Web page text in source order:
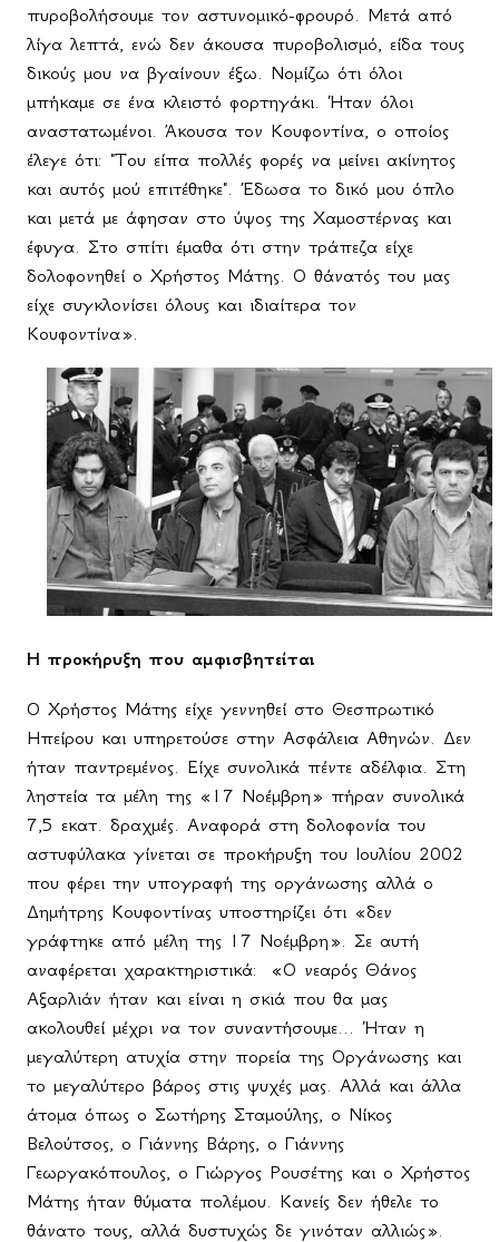
πυροβολήσουμε τον αστυνομικό-φρουρό. Μετά από
λίγα λεπτά, ενώ δεν άκουσα πυροβολισμό, είδα τους
δικούς μου να βγαίνουν έξω. Νομίζω ότι όλοι
μπήκαμε σε ένα κλειστό φορτηγάκι. Ήταν όλοι
αναστατωμένοι. Άκουσα τον Κουφοντίνα, ο οποίος
έλεγε ότι: "Του είπα πολλές φορές να μείνει ακίνητος
και αυτός μού επιτέθηκε". Έδωσα το δικό μου όπλο
και μετά με άφησαν στο ύψος της Χαμοστέρνας και
έφυγα. Στο σπίτι έμαθα ότι στην τράπεζα είχε
δολοφονηθεί ο Χρήστος Μάτης. Ο θάνατός του μας
είχε συγκλονίσει όλους και ιδιαίτερα τον
Κουφοντίνα».
H προκήρυξη που αμφισβητείται
Ο Χρήστος Μάτης είχε γεννηθεί στο Θεσπρωτικό
Ηπείρου και υπηρετούσε στην Ασφάλεια Αθηνών. Δεν
ήταν παντρεμένος. Είχε συνολικά πέντε αδέλφια. Στη
ληστεία τα μέλη της «17 Νοέμβρη» πήραν συνολικά
7,5 εκατ. δραχμές. Αναφορά στη δολοφονία του
αστυφύλακα γίνεται σε προκήρυξη του Ιουλίου 2002
που φέρει την υπογραφή της οργάνωσης αλλά ο
Δημήτρης Κουφοντίνας υποστηρίζει ότι «δεν
γράφτηκε από μέλη της 17 Νοέμβρη». Σε αυτή
αναφέρεται χαρακτηριστικά:
«Ο νεαρός Θάνος
Αξαρλιάν ήταν και είναι η σκιά που θα μας
ακολουθεί μέχρι να τον συναντήσουμε... Ήταν η
μεγαλύτερη ατυχία στην πορεία της Οργάνωσης και
το μεγαλύτερο βάρος στις ψυχές μας. Αλλά και άλλα
άτομα όπως ο Σωτήρης Σταμούλης, ο Νίκος
Βελούτσος, ο Γιάννης Βάρης, ο Γιάννης
Γεωργακόπουλος, ο Γιώργος Ρουσέτης και ο Χρήστος
Μάτης ήταν θύματα πολέμου. Κανείς δεν ήθελε το
θάνατο τους, αλλά δυστυχώς δε γινόταν αλλιώς».